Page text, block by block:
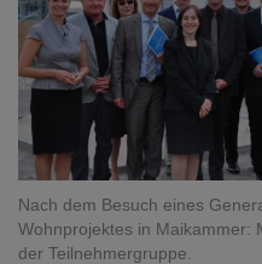
Nach dem Besuch eines
Wohnprojektes in Maikammer:
der Teilnehmergruppe.